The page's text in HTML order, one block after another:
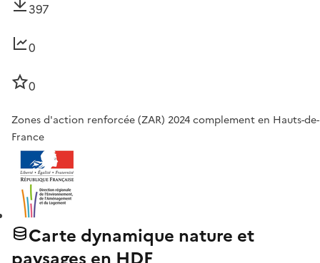
397
0
0
Zones d'action renforcée (ZAR) 2024 complement en Hauts-de-
France
Carte dynamique nature et